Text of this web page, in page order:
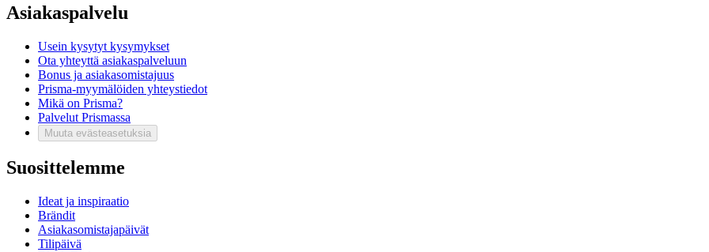
Asiakaspalvelu
Usein kysytyt kysymykset
Ota yhteyttä asiakaspalveluun
Bonus ja asiakasomistajuus
Prisma-myymälöiden yhteystiedot
Mikä on Prisma?
Palvelut Prismassa
Muuta evästeasetuksia
Suosittelemme
Ideat ja inspiraatio
Brändit
Asiakasomistajapäivät
Tilipäivä